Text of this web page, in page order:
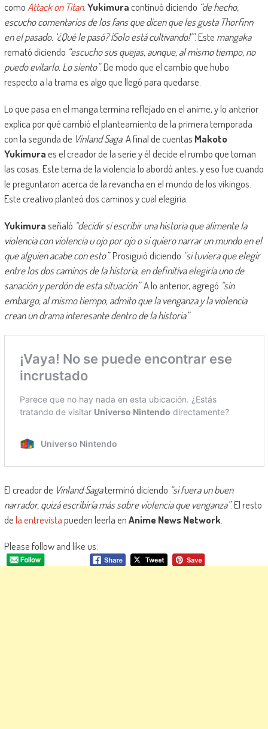
como Attack on Titan. Yukimuracontinuó diciendo “de hecho,
escucho comentarios de los fans que dicen que les gusta Thorfinn
en el pasado. ‘¿Qué le pasó? ¡Solo está cultivando!’”. Este mangaka
remató diciendo “escucho sus quejas, aunque, al mismo tiempo, no
puedo evitarlo. Lo siento”. De modo que el cambio que hubo
respecto a la trama es algo que llegó para quedarse.
Lo que pasa en el manga termina reflejado en el anime, y lo anterior
explica por qué cambió el planteamiento de la primera temporada
con la segunda de Vinland Saga. A final de cuentas Makoto
Yukimuraes el creador de la serie y él decide el rumbo que toman
las cosas. Este tema de la violencia lo abordó antes, y eso fue cuando
le preguntaron acerca de la revancha en el mundo de los vikingos.
Este creativo planteó dos caminos y cual elegiría.
Yukimuraseñaló “decidir si escribir una historia que alimente la
violencia con violencia u ojo por ojo o si quiero narrar un mundo en el
que alguien acabe con esto”. Prosiguió diciendo “si tuviera que elegir
entre los dos caminos de la historia, en definitiva elegiría uno de
sanación y perdón de esta situación”. A lo anterior, agregó “sin
embargo, al mismo tiempo, admito que la venganza y la violencia
crean un drama interesante dentro de la historia”.
El creador de Vinland Sagaterminó diciendo “si fuera un buen
narrador, quizá escribiría más sobre violencia que venganza”. El resto
dela entrevistapueden leerla enAnime News Network.
Please follow and like us: